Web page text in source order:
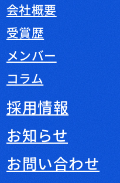
会社概要
受賞歴
メンバー
コラム
採用情報
お知らせ
お問い合わせ